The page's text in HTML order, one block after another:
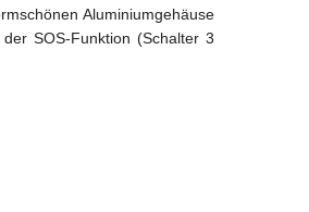
Aluminiumgehäuse
SOS-Funktion (Schalter 3